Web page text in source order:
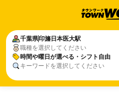
千葉県印旛日本医大駅
職種を選択してください
時間や曜日が選べる・シフト自由
キーワードを選択してください